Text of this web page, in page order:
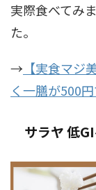
実際食べてみ
た。
→ 【実食マジ
く一膳が500
サラヤ 低